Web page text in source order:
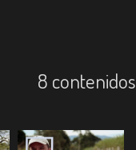
8 contenidos